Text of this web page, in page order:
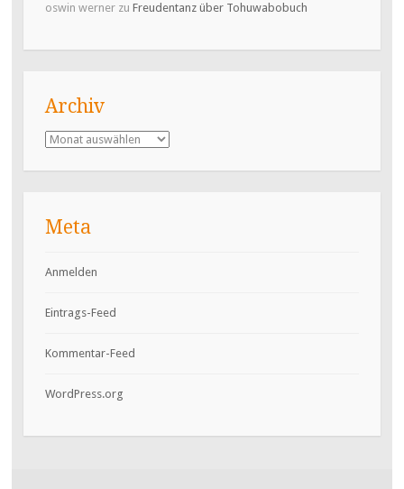
oswin wernerzu Freudentanz über Tohuwabobuch
Archiv
Archiv
Meta
Anmelden
Eintrags-Feed
Kommentar-Feed
WordPress.org